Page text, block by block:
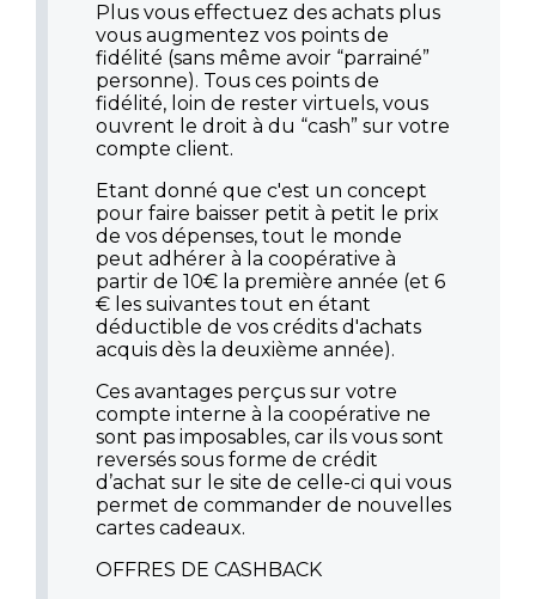
Plus vous effectuez des achats plus
vous augmentez vos points de
fidélité (sans même avoir “parrainé”
personne). Tous ces points de
fidélité, loin de rester virtuels, vous
ouvrent le droit à du “cash” sur votre
compte client.
Etant donné que c'est un concept
pour faire baisser petit à petit le prix
de vos dépenses, tout le monde
peut adhérer à la coopérative à
partir de 10€ la première année (et 6
€ les suivantes tout en étant
déductible de vos crédits d'achats
acquis dès la deuxième année).
Ces avantages perçus sur votre
compte interne à la coopérative ne
sont pas imposables, car ils vous sont
reversés sous forme de crédit
d’achat sur le site de celle-ci qui vous
permet de commander de nouvelles
cartes cadeaux.
OFFRES DE CASHBACK